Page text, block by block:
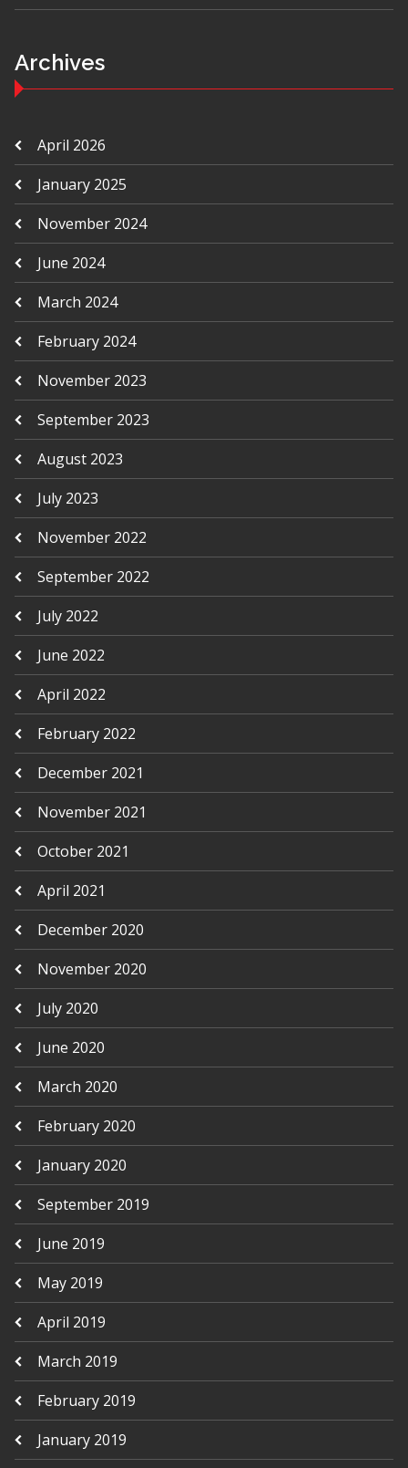
Archives
April 2026
January 2025
November 2024
June 2024
March 2024
February 2024
November 2023
September 2023
August 2023
July 2023
November 2022
September 2022
July 2022
June 2022
April 2022
February 2022
December 2021
November 2021
October 2021
April 2021
December 2020
November 2020
July 2020
June 2020
March 2020
February 2020
January 2020
September 2019
June 2019
May 2019
April 2019
March 2019
February 2019
January 2019